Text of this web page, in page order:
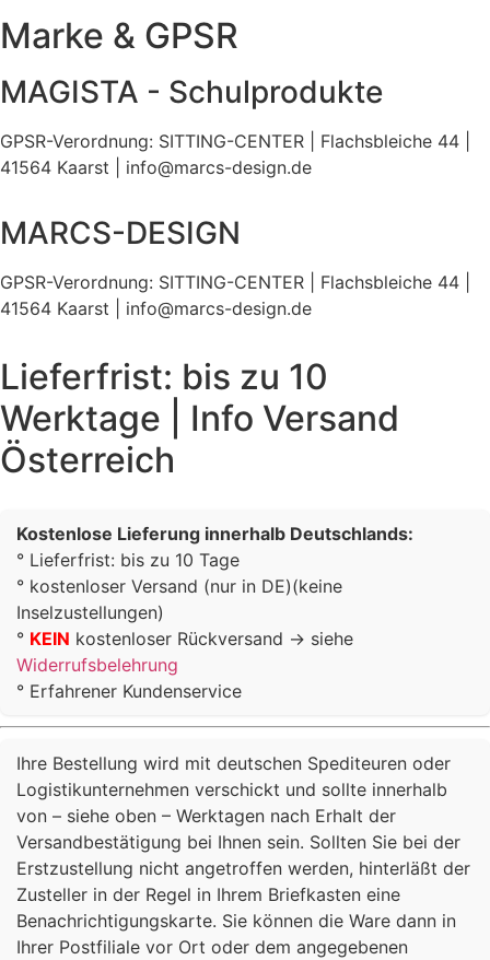
Marke & GPSR
MAGISTA - Schulprodukte
GPSR-Verordnung: SITTING-CENTER | Flachsbleiche 44 |
41564 Kaarst | info@marcs-design.de
MARCS-DESIGN
GPSR-Verordnung: SITTING-CENTER | Flachsbleiche 44 |
41564 Kaarst | info@marcs-design.de
Lieferfrist: bis zu 10
Werktage | Info Versand
Österreich
Kostenlose Lieferung innerhalb Deutschlands:
° Lieferfrist: bis zu 10 Tage
° kostenloser Versand (nur in DE)(keine
Inselzustellungen)
° KEIN kostenloser Rückversand -> siehe
Widerrufsbelehrung
° Erfahrener Kundenservice
Ihre Bestellung wird mit deutschen Spediteuren oder
Logistikunternehmen verschickt und sollte innerhalb
von – siehe oben – Werktagen nach Erhalt der
Versandbestätigung bei Ihnen sein. Sollten Sie bei der
Erstzustellung nicht angetroffen werden, hinterläßt der
Zusteller in der Regel in Ihrem Briefkasten eine
Benachrichtigungskarte. Sie können die Ware dann in
Ihrer Postfiliale vor Ort oder dem angegebenen